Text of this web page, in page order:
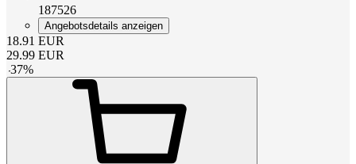
187526
Angebotsdetails anzeigen
18.91 EUR
29.99 EUR
-37%